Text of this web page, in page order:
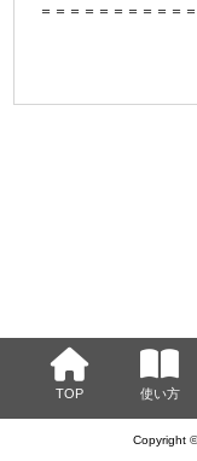
＝＝＝＝＝＝＝＝＝＝
TOP 使い方
Copyright